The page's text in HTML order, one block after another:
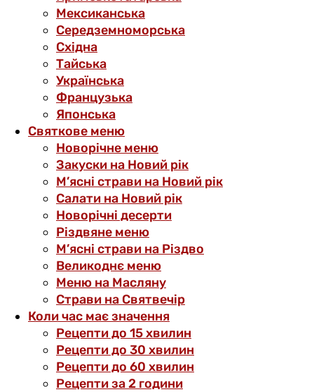
Мексиканська
Середземноморська
Східна
Тайська
Українська
Французька
Японська
Святкове меню
Новорічне меню
Закуски на Новий рік
М’ясні страви на Новий рік
Салати на Новий рік
Новорічні десерти
Різдвяне меню
М’ясні страви на Різдво
Великоднє меню
Меню на Масляну
Страви на Святвечір
Коли час має значення
Рецепти до 15 хвилин
Рецепти до 30 хвилин
Рецепти до 60 хвилин
Рецепти за 2 години